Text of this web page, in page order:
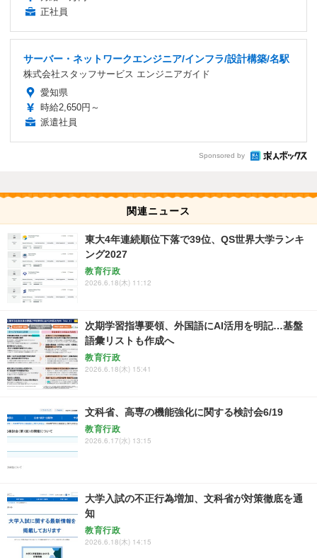
正社員
サーバー・ネットワークエンジニア/インフラ/設計構築/名駅
株式会社スタッフサービス エンジニアガイド
愛知県
時給2,650円～
派遣社員
Sponsored by
関連ニュース
東大4年連続順位下落で39位、QS世界大学ランキ
ング2027
教育行政
2026.6.18(木) 11:12
次期学習指導要領、外国語にAI活用を明記…基盤
語彙リストも作成へ
教育行政
2026.6.18(木) 15:41
文科省、高専の機能強化に関する検討会6/19
教育行政
2026.6.17(水) 13:15
大学入試の不正行為増加、文科省が対策徹底を通
知
教育行政
2026.6.18(木) 14:15